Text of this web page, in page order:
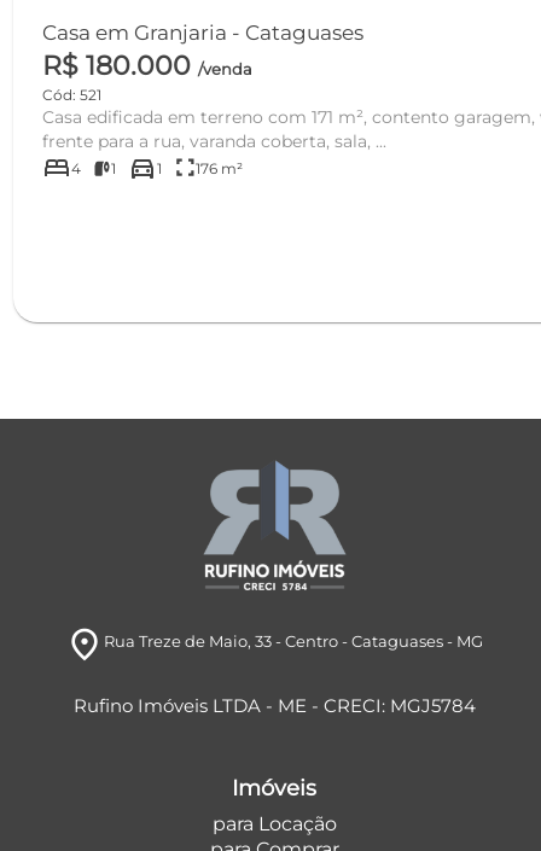
Casa em Granjaria - Cataguases
R$ 180.000 /venda
Cód: 521
Casa edificada em terreno com 171 m², contento
frente para a rua, varanda coberta, sala, ...
bed4 1 directions_car 1 fullscreen176 m²
room Rua Treze de Maio, 33- Centro- Cataguases- MG
Rufino Imóveis LTDA - ME - CRECI: MGJ5784
Imóveis
para Locação